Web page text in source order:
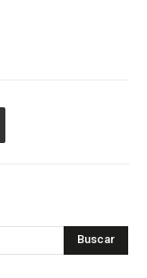
Buscar